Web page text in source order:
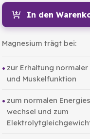
In den
Magnesium trägt bei:
zur Erhaltung
und Muskelfunktion
zum normalen
wechsel und zum